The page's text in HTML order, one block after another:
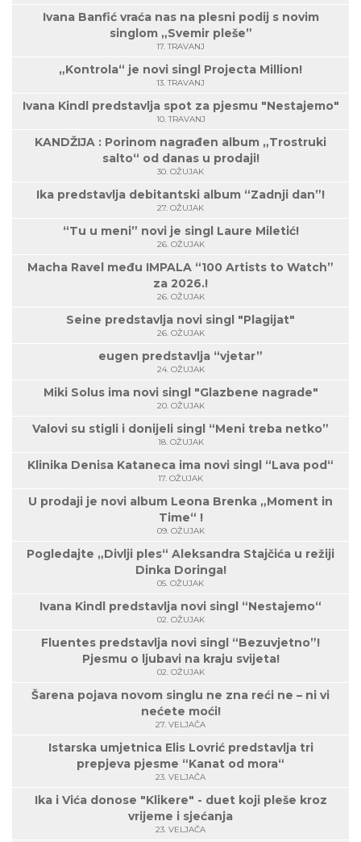
Ivana Banfić vraća nas na plesni podij s novim
singlom „Svemir pleše”
17. TRAVANJ
„Kontrola“ je novi singl Projecta Million!
13. TRAVANJ
Ivana Kindl predstavlja spot za pjesmu "Nestajemo"
10. TRAVANJ
KANDŽIJA : Porinom nagrađen album „Trostruki
salto“ od danas u prodaji!
30. OŽUJAK
Ika predstavlja debitantski album “Zadnji dan”!
27. OŽUJAK
“Tu u meni” novi je singl Laure Miletić!
26. OŽUJAK
Macha Ravel među IMPALA “100 Artists to Watch”
za 2026.!
26. OŽUJAK
Seine predstavlja novi singl "Plagijat"
26. OŽUJAK
eugen predstavlja “vjetar”
24. OŽUJAK
Miki Solus ima novi singl "Glazbene nagrade"
20. OŽUJAK
Valovi su stigli i donijeli singl “Meni treba netko”
18. OŽUJAK
Klinika Denisa Kataneca ima novi singl “Lava pod“
17. OŽUJAK
U prodaji je novi album Leona Brenka „Moment in
Time“ !
09. OŽUJAK
Pogledajte „Divlji ples“ Aleksandra Stajčića u režiji
Dinka Doringa!
05. OŽUJAK
Ivana Kindl predstavlja novi singl “Nestajemo“
02. OŽUJAK
Fluentes predstavlja novi singl “Bezuvjetno”!
Pjesmu o ljubavi na kraju svijeta!
02. OŽUJAK
Šarena pojava novom singlu ne zna reći ne – ni vi
nećete moći!
27. VELJAČA
Istarska umjetnica Elis Lovrić predstavlja tri
prepjeva pjesme “Kanat od mora“
23. VELJAČA
Ika i Vića donose "Klikere" - duet koji pleše kroz
vrijeme i sjećanja
23. VELJAČA